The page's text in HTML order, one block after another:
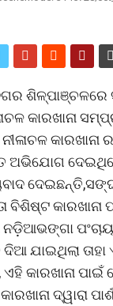
ଶିଳ୍ପାଞ୍ଚଳରେ
କାରଖାନା
କାରଖାନା
ବିଶିଷ୍ଟ କାରଖାନା
ତାହା
କାରଖାନା
ଦ୍ୱାରା